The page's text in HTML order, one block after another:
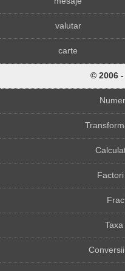
valutar
carte
© 2006